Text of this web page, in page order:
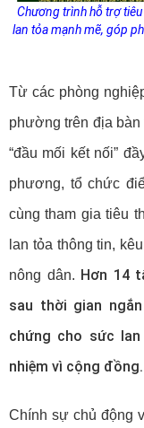
Chương trình hỗ trợ
lan tỏa mạnh mẽ, góp
Từ các phòng
phường trên địa bàn
“đầu mối kết nối”
phương, tổ chức
cùng tham gia tiêu
lan tỏa thông tin,
nông dân. Hơn 14
sau thời gian
chứng cho sức
nhiệm vì cộng đồng.
Chính sự chủ động